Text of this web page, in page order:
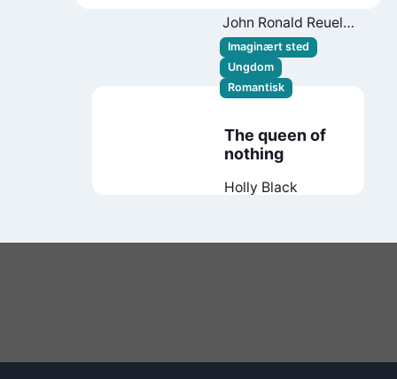
John Ronald Reuel
Tolkien
Imaginært sted
Ungdom
Romantisk
The queen of
nothing
Holly Black